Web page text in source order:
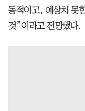
동적이고, 예상치 못
것”이라고 전망했다.